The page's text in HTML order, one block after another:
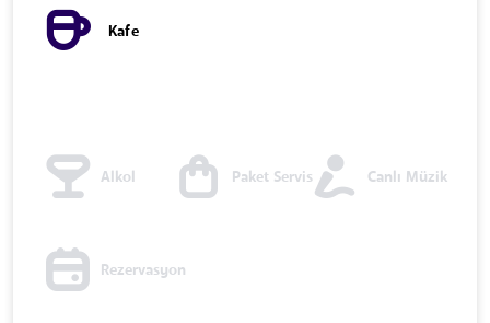
Kafe
Alkol Paket Servis Canlı Müzik
Rezervasyon